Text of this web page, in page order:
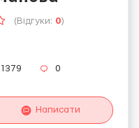
(Відгуки: 0)
1379 0
Написати